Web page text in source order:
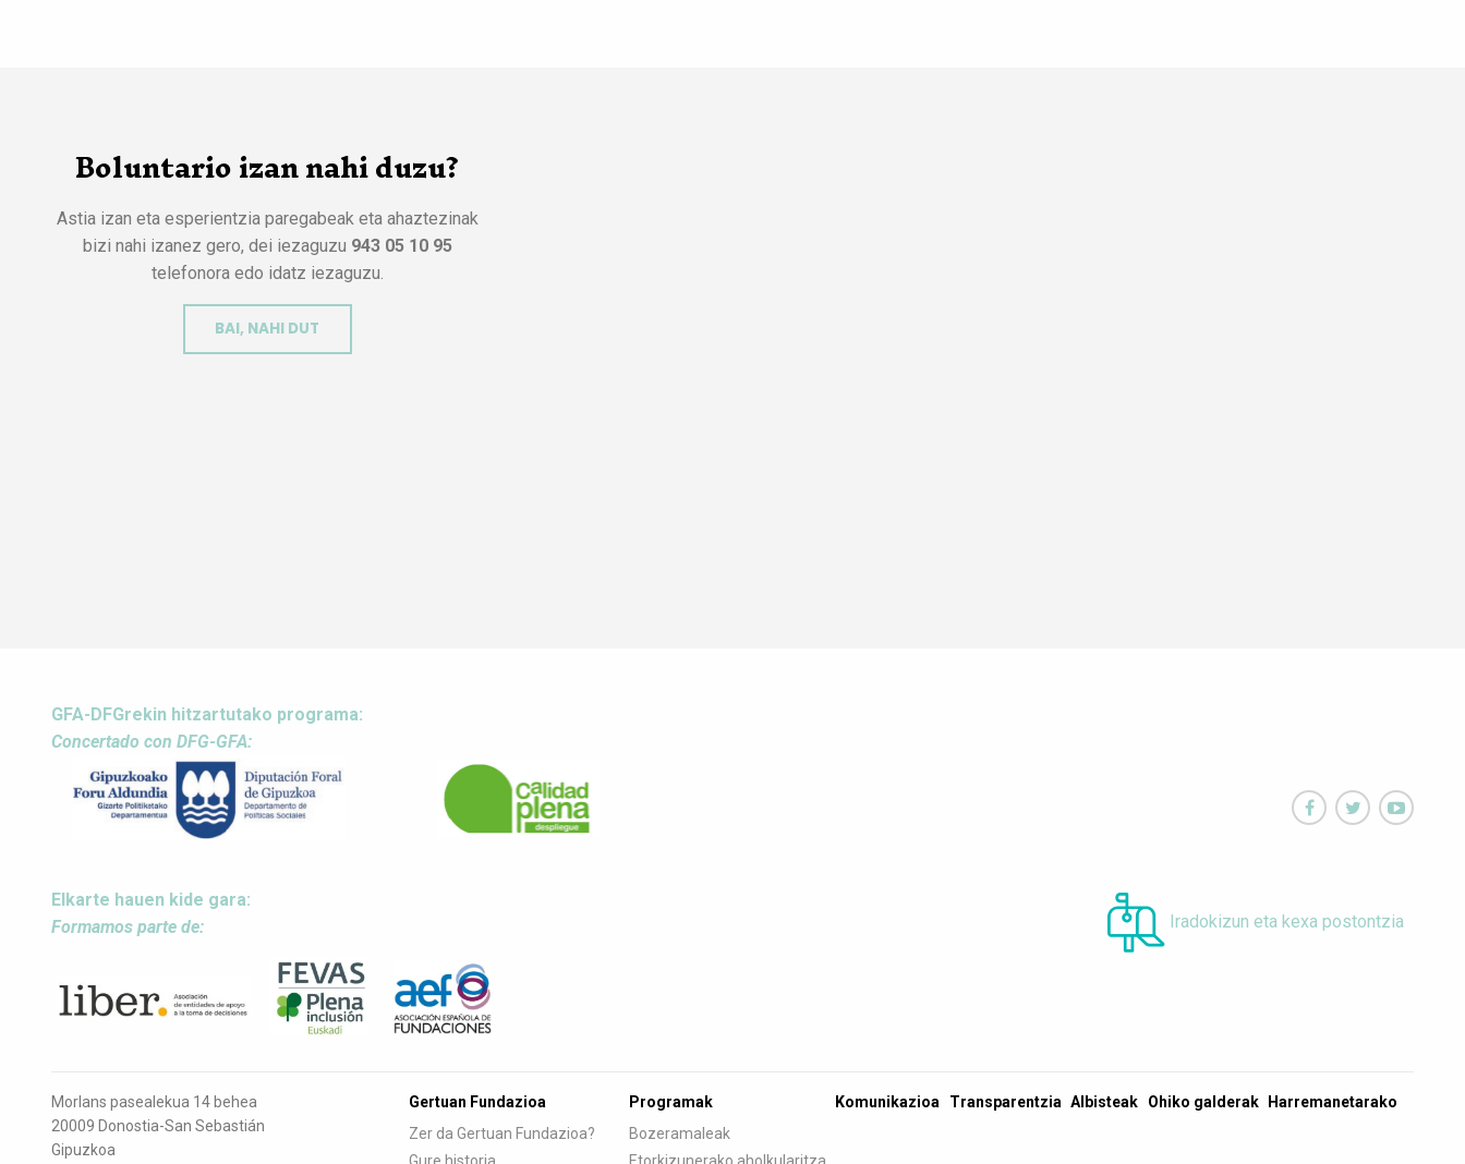
Boluntario izan nahi duzu?
Astia izan eta esperientzia paregabeak eta ahaztezinak
bizi nahi izanez gero, dei iezaguzu 943 05 10 95
telefonora edo idatz iezaguzu.
BAI, NAHI DUT
GFA-DFGrekin hitzartutako programa:
Concertado con DFG-GFA:
Elkarte hauen kide gara:
Formamos parte de:
  
Morlans pasealekua 14 behea
20009 Donostia-San Sebastián
Gipuzkoa
Iradokizun eta kexa postontzia
Gertuan Fundazioa
Zer da Gertuan Fundazioa?
Programak
Bozeramaleak
Komunikazioa Transparentzia Albisteak Ohiko galderak Harremanetarako